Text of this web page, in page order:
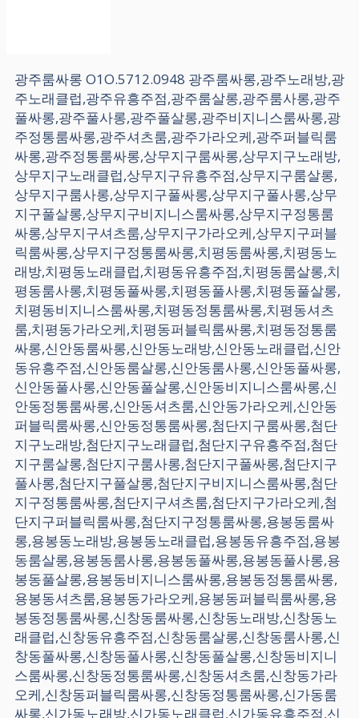
광주룸싸롱 O1O.5712.0948 광주룸싸롱,광주노래방,광
주노래클럽,광주유흥주점,광주룸살롱,광주룸사롱,광주
풀싸롱,광주풀사롱,광주풀살롱,광주비지니스룸싸롱,광
주정통룸싸롱,광주셔츠룸,광주가라오케,광주퍼블릭룸
싸롱,광주정통룸싸롱,상무지구룸싸롱,상무지구노래방,
상무지구노래클럽,상무지구유흥주점,상무지구룸살롱,
상무지구룸사롱,상무지구풀싸롱,상무지구풀사롱,상무
지구풀살롱,상무지구비지니스룸싸롱,상무지구정통룸
싸롱,상무지구셔츠룸,상무지구가라오케,상무지구퍼블
릭룸싸롱,상무지구정통룸싸롱,치평동룸싸롱,치평동노
래방,치평동노래클럽,치평동유흥주점,치평동룸살롱,치
평동룸사롱,치평동풀싸롱,치평동풀사롱,치평동풀살롱,
치평동비지니스룸싸롱,치평동정통룸싸롱,치평동셔츠
룸,치평동가라오케,치평동퍼블릭룸싸롱,치평동정통룸
싸롱,신안동룸싸롱,신안동노래방,신안동노래클럽,신안
동유흥주점,신안동룸살롱,신안동룸사롱,신안동풀싸롱,
신안동풀사롱,신안동풀살롱,신안동비지니스룸싸롱,신
안동정통룸싸롱,신안동셔츠룸,신안동가라오케,신안동
퍼블릭룸싸롱,신안동정통룸싸롱,첨단지구룸싸롱,첨단
지구노래방,첨단지구노래클럽,첨단지구유흥주점,첨단
지구룸살롱,첨단지구룸사롱,첨단지구풀싸롱,첨단지구
풀사롱,첨단지구풀살롱,첨단지구비지니스룸싸롱,첨단
지구정통룸싸롱,첨단지구셔츠룸,첨단지구가라오케,첨
단지구퍼블릭룸싸롱,첨단지구정통룸싸롱,용봉동룸싸
롱,용봉동노래방,용봉동노래클럽,용봉동유흥주점,용봉
동룸살롱,용봉동룸사롱,용봉동풀싸롱,용봉동풀사롱,용
봉동풀살롱,용봉동비지니스룸싸롱,용봉동정통룸싸롱,
용봉동셔츠룸,용봉동가라오케,용봉동퍼블릭룸싸롱,용
봉동정통룸싸롱,신창동룸싸롱,신창동노래방,신창동노
래클럽,신창동유흥주점,신창동룸살롱,신창동룸사롱,신
창동풀싸롱,신창동풀사롱,신창동풀살롱,신창동비지니
스룸싸롱,신창동정통룸싸롱,신창동셔츠룸,신창동가라
오케,신창동퍼블릭룸싸롱,신창동정통룸싸롱,신가동룸
싸롱,신가동노래방,신가동노래클럽,신가동유흥주점,신